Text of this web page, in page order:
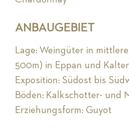
ANBAUGEBIET
Lage: Weingüter in
500m) in Eppan und
Exposition: Südost bis
Böden: Kalkschotter- und
Erziehungsform: Guyot